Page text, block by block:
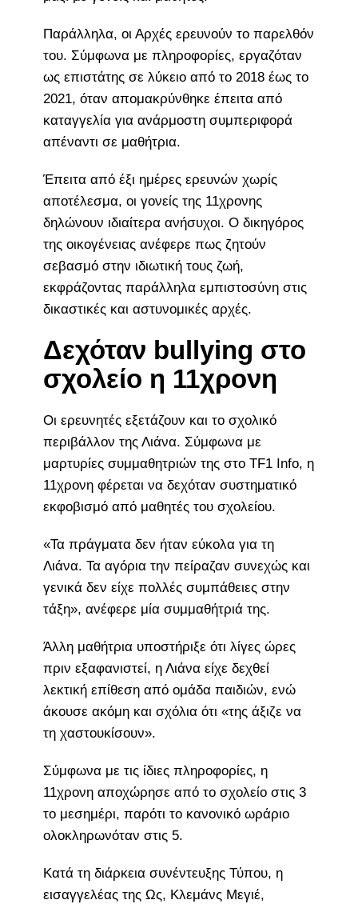
Παράλληλα, οι Αρχές ερευνούν το παρελθόν
του. Σύμφωνα με πληροφορίες, εργαζόταν
ως επιστάτης σε λύκειο από το 2018 έως το
2021, όταν απομακρύνθηκε έπειτα από
καταγγελία για ανάρμοστη συμπεριφορά
απέναντι σε μαθήτρια.
Έπειτα από έξι ημέρες ερευνών χωρίς
αποτέλεσμα, οι γονείς της 11χρονης
δηλώνουν ιδιαίτερα ανήσυχοι. Ο δικηγόρος
της οικογένειας ανέφερε πως ζητούν
σεβασμό στην ιδιωτική τους ζωή,
εκφράζοντας παράλληλα εμπιστοσύνη στις
δικαστικές και αστυνομικές αρχές.
Δεχόταν bullying στο
σχολείο η 11χρονη
Οι ερευνητές εξετάζουν και το σχολικό
περιβάλλον της Λιάνα. Σύμφωνα με
μαρτυρίες συμμαθητριών της στο TF1 Info, η
11χρονη φέρεται να δεχόταν συστηματικό
εκφοβισμό από μαθητές του σχολείου.
«Τα πράγματα δεν ήταν εύκολα για τη
Λιάνα. Τα αγόρια την πείραζαν συνεχώς και
γενικά δεν είχε πολλές συμπάθειες στην
τάξη», ανέφερε μία συμμαθήτριά της.
Άλλη μαθήτρια υποστήριξε ότι λίγες ώρες
πριν εξαφανιστεί, η Λιάνα είχε δεχθεί
λεκτική επίθεση από ομάδα παιδιών, ενώ
άκουσε ακόμη και σχόλια ότι «της άξιζε να
τη χαστουκίσουν».
Σύμφωνα με τις ίδιες πληροφορίες, η
11χρονη αποχώρησε από το σχολείο στις 3
το μεσημέρι, παρότι το κανονικό ωράριο
ολοκληρωνόταν στις 5.
Κατά τη διάρκεια συνέντευξης Τύπου, η
εισαγγελέας της Ως, Κλεμάνς Μεγιέ,